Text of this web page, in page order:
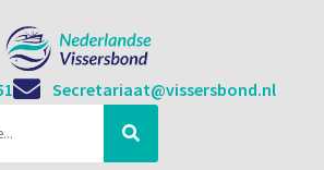
Secretariaat@vissersbond.nl